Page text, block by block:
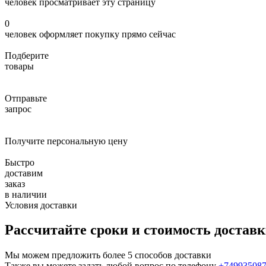
0
человек оформляет покупку прямо сейчас
Подберите
товары
Отправьте
запрос
Получите персональную цену
Быстро
доставим
заказ
в наличии
Условия доставки
Рассчитайте сроки и стоимость
Мы можем предложить более 5 способов доставки